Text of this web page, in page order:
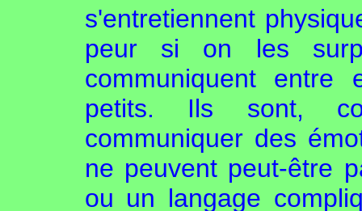
s'entretiennent
peur si on les
communiquent
petits. Ils sont,
communiquer des
ne peuvent peut-être
ou un langage